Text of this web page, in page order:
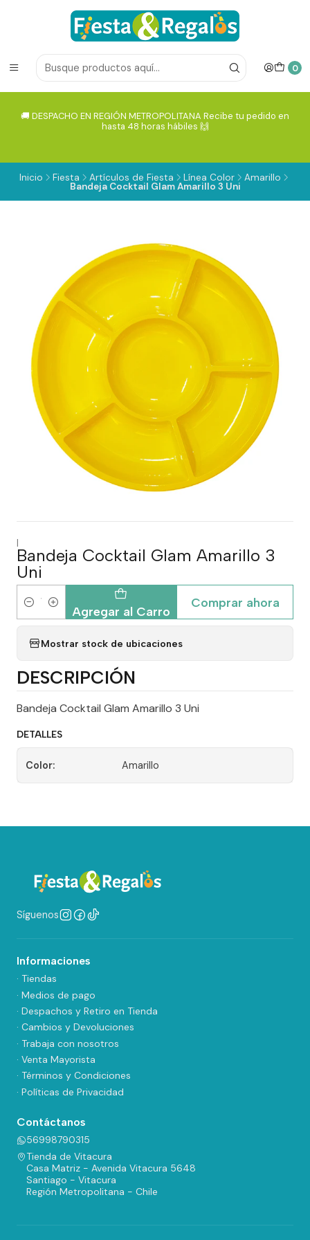
0
🚚 DESPACHO EN REGIÓN METROPOLITANA Recibe tu pedido en
hasta 48 horas hábiles 🙌
Inicio Fiesta Artículos de Fiesta Línea Color Amarillo
Bandeja Cocktail Glam Amarillo 3 Uni
|
Bandeja Cocktail Glam Amarillo 3
Uni
Cantidad Agregar al Carro
Comprar ahora
Mostrar stock de ubicaciones
DESCRIPCIÓN
Bandeja Cocktail Glam Amarillo 3 Uni
DETALLES
Color: Amarillo
Síguenos
Informaciones
· Tiendas
· Medios de pago
· Despachos y Retiro en Tienda
· Cambios y Devoluciones
· Trabaja con nosotros
· Venta Mayorista
· Términos y Condiciones
· Políticas de Privacidad
Contáctanos
56998790315
Tienda de Vitacura
Casa Matriz - Avenida Vitacura 5648
Santiago - Vitacura
Región Metropolitana - Chile